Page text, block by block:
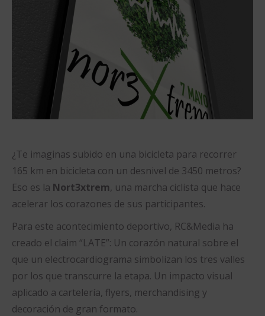
¿Te imaginas subido en una bicicleta para recorrer
165 km en bicicleta con un desnivel de 3450 metros?
Eso es la Nort3xtrem, una marcha ciclista que hace
acelerar los corazones de sus participantes.
Para este acontecimiento deportivo, RC&Media ha
creado el claim “LATE”: Un corazón natural sobre el
que un electrocardiograma simbolizan los tres valles
por los que transcurre la etapa. Un impacto visual
aplicado a cartelería, flyers, merchandising y
decoración de gran formato.